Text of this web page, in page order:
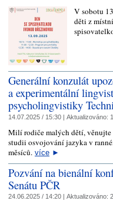
V sobotu
děti z
Generální konzulát
a experimentální
psycholingvistiky
14.07.2025 / 15:30 | Aktualizováno:
Milí rodiče malých dětí,
studii osvojování jazyka v
měsíců. více ►
Pozvání na bienální
Senátu PČR
24.06.2025 / 14:20 | Aktualizováno: